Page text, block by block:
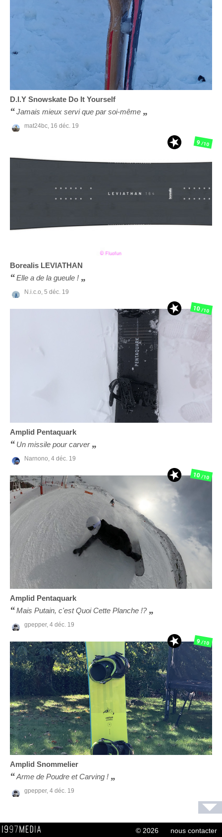
D.I.Y Snowskate Do It Yourself
Jamais mieux servi que par soi-même
mat24bc, 16 déc. 19
Borealis LEVIATHAN
Elle a de la gueule !
N.i.c.o, 5 déc. 19
9/10
Amplid Pentaquark
Un missile pour carver
Narnono, 4 déc. 19
10/10
Amplid Pentaquark
Mais Putain, c'est Quoi Cette Planche !?
gpepper, 4 déc. 19
10/10
Amplid Snommelier
Arme de Poudre et Carving !
gpepper, 4 déc. 19
9/10
© 2026 nous contacter